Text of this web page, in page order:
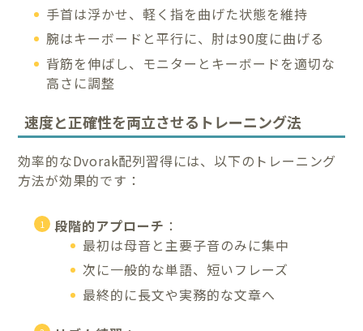
手首は浮かせ、軽く指を曲げた状態を維持
腕はキーボードと平行に、肘は90度に曲げる
背筋を伸ばし、モニターとキーボードを適切な
高さに調整
速度と正確性を両立させるトレーニング法
効率的なDvorak配列習得には、以下のトレーニング
方法が効果的です：
段階的アプローチ ：
最初は母音と主要子音のみに集中
次に一般的な単語、短いフレーズ
最終的に長文や実務的な文章へ